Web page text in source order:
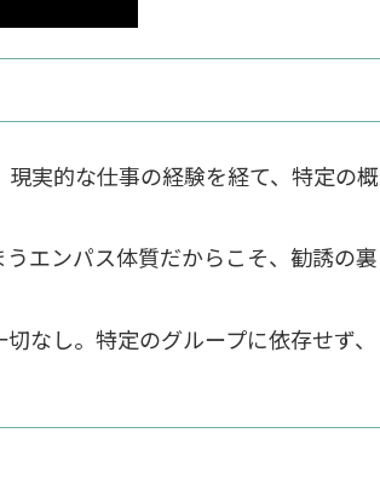
実的な仕事の経験を経て、特定の概
エンパス体質だからこそ、勧誘の裏
なし。特定のグループに依存せず、